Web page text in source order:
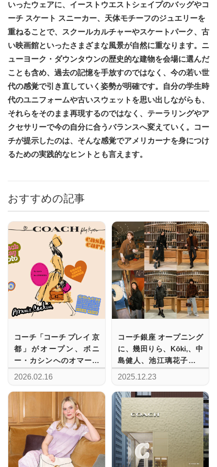
いったウェアに、イーストウエストシェイプのバッグやコ
ーチ スケート スニーカー、天体モチーフのジュエリーを
重ねることで、スクールカルチャーやスケートパーク、古
い映画館といったさまざまな風景が自然に重なります。ニ
ューヨーク・ダウンタウンの歴史的な建物を会場に選んだ
ことも含め、過去の記憶を手放すのではなく、今の若い世
代の感覚で引き直していく姿勢が明確です。自分の学生時
代のユニフォームや古いスウェットを思い出しながらも、
それらをそのまま再現するのではなく、テーラリングやア
クセサリーで今の自分に合うバランスへ変えていく。コー
チが提示したのは、そんな感覚でアメリカーナを身につけ
るための実践的なヒントとも言えます。
おすすめの記事
コーチ「コーチ プレイ 京
都」がオープン、ボニ
ー・カシンへのオマージ
ュが息づく体験型コンセ
2026.02.16
コーチ銀座 オープニング
に、幾田りら、Kōki,、中
島健人、池江璃花子、板
垣李光人、窪塚愛流、鈴
リーが来場
2025.12.23